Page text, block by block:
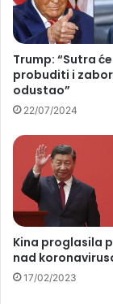
Trump: “Sutra
probuditi i
odustao”
22/07/2024
Kina proglasila
nad
17/02/2023